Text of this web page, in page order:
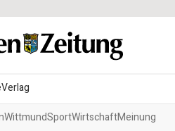
Verlag
WittmundSportWirtschaftMeinung